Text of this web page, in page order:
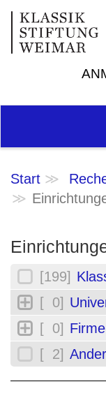
Start
[199]
[ 0]
[ 0]
[ 2]